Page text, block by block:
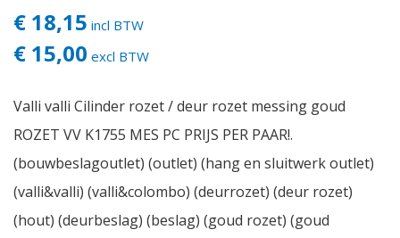
€ 18,15 incl BTW
€ 15,00 excl BTW
Valli valli Cilinder rozet / deur rozet messing goud
ROZET VV K1755 MES PC PRIJS PER PAAR!.
(bouwbeslagoutlet) (outlet) (hang en sluitwerk outlet)
(valli&valli) (valli&colombo) (deurrozet) (deur rozet)
(hout) (deurbeslag) (beslag) (goud rozet) (goud